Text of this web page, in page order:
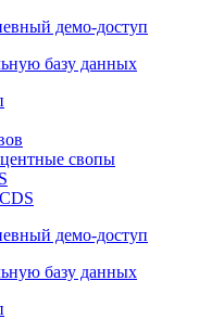
демо-доступ
базу данных
свопы
демо-доступ
базу данных